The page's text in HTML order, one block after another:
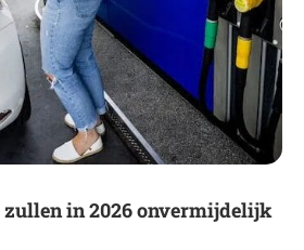
zullen in 2026 onvermijdelijk